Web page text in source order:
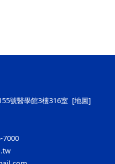
號醫學館3樓316室 [地圖]
7000